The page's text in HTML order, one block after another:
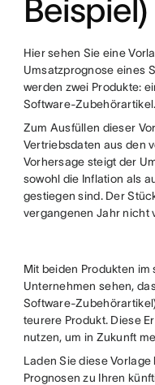
Beispiel)
Hier sehen Sie eine
Umsatzprognose eines
werden zwei Produkte:
Software-Zubehörartikel.
Zum Ausfüllen dieser
Vertriebsdaten aus den
Vorhersage steigt der
sowohl die Inflation als
gestiegen sind. Der
vergangenen Jahr nicht
Mit beiden Produkten
Unternehmen sehen,
Software-
teurere Produkt. Diese
nutzen, um in Zukunft
Laden Sie diese
Prognosen zu Ihren